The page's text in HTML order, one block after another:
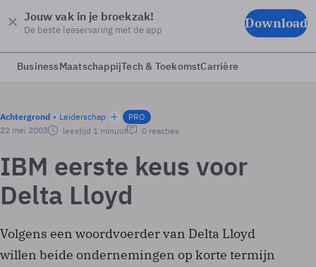
Jouw vak in je broekzak!
De beste leeservaring met de app Download
BusinessMaatschappijTech & ToekomstCarrière
Achtergrond Leiderschap
PRO
22 mei 2003
leestijd 1 minuut 0 reacties
IBM eerste keus voor
Delta Lloyd
Volgens een woordvoerder van Delta Lloyd
willen beide ondernemingen op korte termijn